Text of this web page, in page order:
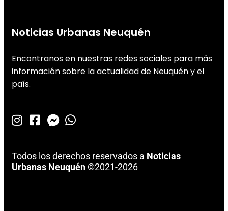
Noticias Urbanas Neuquén
Encontranos en nuestras redes sociales para más
información sobre la actualidad de Neuquén y el
país.
Todos los derechos reservados a Noticias
Urbanas Neuquén©2021-2026